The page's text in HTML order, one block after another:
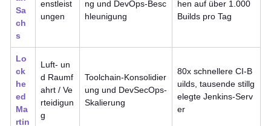
Sa
ch
s
enstleist
ungen
ng und DevOps-Besc
hleunigung
hen auf über 1.000
Builds pro Tag
Lo
ck
he
ed
Ma
rtin
Luft- un
d Raumf
ahrt / Ve
rteidigun
g
Toolchain-Konsolidier
ung und DevSecOps-
Skalierung
80x schnellere CI-B
uilds, tausende stillg
elegte Jenkins-Serv
er